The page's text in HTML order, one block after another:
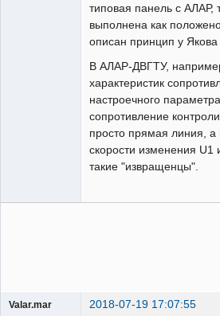
типовая панель с АЛАР,
выполнена как
описан принцип у
В АЛАР-ДВГТУ,
характеристик
настроечного
сопротивление
просто прямая линия, а
скорости изменения U1
такие "извращенцы".
Valar.mar 2018-07-19 17:07:55